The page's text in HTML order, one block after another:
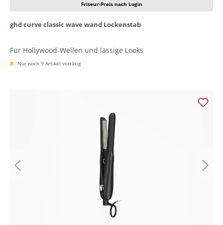
Friseur-Preis nach Login
ghd curve classic wave wand Lockenstab
Für Hollywood-Wellen und lässige Looks
Nur noch 9 Artikel vorrätig